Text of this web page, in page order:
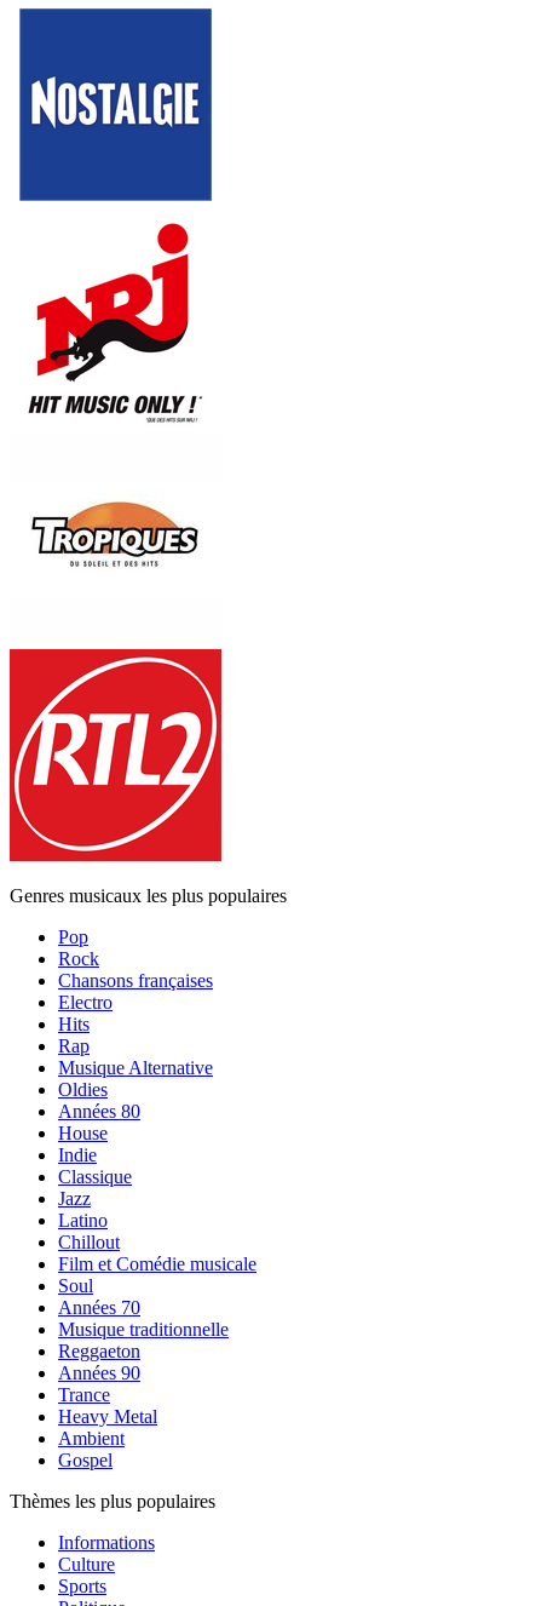
Genres musicaux les plus populaires
Pop
Rock
Chansons françaises
Electro
Hits
Rap
Musique Alternative
Oldies
Années 80
House
Indie
Classique
Jazz
Latino
Chillout
Film et Comédie musicale
Soul
Années 70
Musique traditionnelle
Reggaeton
Années 90
Trance
Heavy Metal
Ambient
Gospel
Thèmes les plus populaires
Informations
Culture
Sports